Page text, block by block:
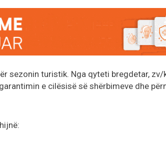
sezonin turistik. Nga qyteti bregdetar,
e cilësisë së shërbimeve dhe